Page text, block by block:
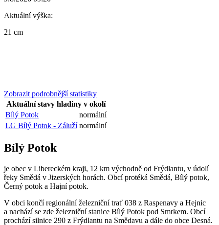
Aktuální výška:
21 cm
Zobrazit podrobnější statistiky
Aktuální stavy hladiny v okolí
Bílý Potok
normální
LG Bílý Potok - Záluží normální
Bílý Potok
je obec v Libereckém kraji, 12 km východně od Frýdlantu, v údolí
řeky Smědá v Jizerských horách. Obcí protéká Smědá, Bílý potok,
Černý potok a Hajní potok.
V obci končí regionální železniční trať 038 z Raspenavy a Hejnic
a nachází se zde železniční stanice Bílý Potok pod Smrkem. Obcí
prochází silnice 290 z Frýdlantu na Smědavu a dále do obce Desná.